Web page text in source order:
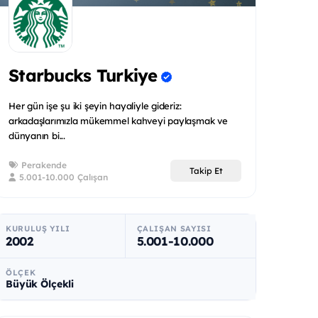
Starbucks Turkiye
Her gün işe şu iki şeyin hayaliyle gideriz:
arkadaşlarımızla mükemmel kahveyi paylaşmak ve
dünyanın bi...
Perakende
5.001-10.000 Çalışan
Takip Et
KURULUŞ YILI
2002
ÇALIŞAN SAYISI
5.001-10.000
ÖLÇEK
Büyük Ölçekli